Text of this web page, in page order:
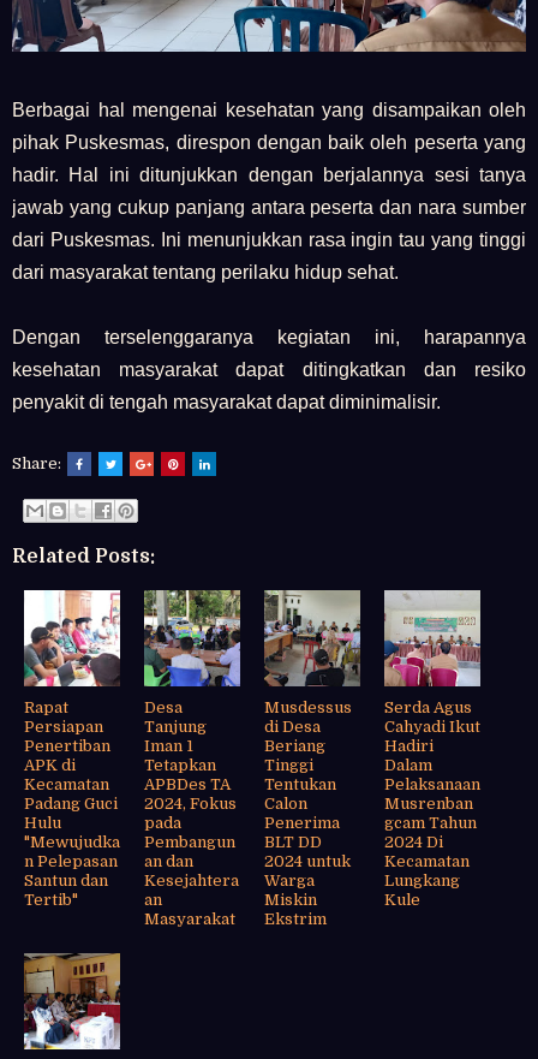
Berbagai hal mengenai kesehatan yang disampaikan oleh
pihak Puskesmas, direspon dengan baik oleh peserta yang
hadir. Hal ini ditunjukkan dengan berjalannya sesi tanya
jawab yang cukup panjang antara peserta dan nara sumber
dari Puskesmas. Ini menunjukkan rasa ingin tau yang tinggi
dari masyarakat tentang perilaku hidup sehat.
Dengan terselenggaranya kegiatan ini, harapannya
kesehatan masyarakat dapat ditingkatkan dan resiko
penyakit di tengah masyarakat dapat diminimalisir.
Share:
Related Posts:
Rapat
Persiapan
Penertiban
APK di
Kecamatan
Padang Guci
Hulu
"Mewujudka
n Pelepasan
Santun dan
Tertib"
Desa
Tanjung
Iman 1
Tetapkan
APBDes TA
2024, Fokus
pada
Pembangun
an dan
Kesejahtera
an
Masyarakat
Musdessus
di Desa
Beriang
Tinggi
Tentukan
Calon
Penerima
BLT DD
2024 untuk
Warga
Miskin
Ekstrim
Serda Agus
Cahyadi Ikut
Hadiri
Dalam
Pelaksanaan
Musrenban
gcam Tahun
2024 Di
Kecamatan
Lungkang
Kule